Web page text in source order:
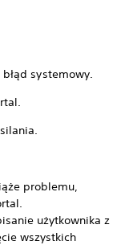
systemowy.
problemu,
użytkownika z
wszystkich